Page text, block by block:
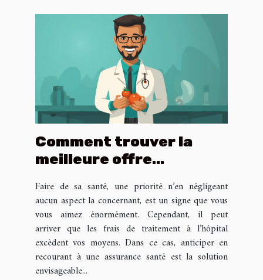
Comment trouver la
meilleure offre
Faire de sa santé, une priorité n’en négligeant
aucun aspect la concernant, est un signe que vous
vous aimez énormément. Cependant, il peut
arriver que les frais de traitement à l’hôpital
excèdent vos moyens. Dans ce cas, anticiper en
recourant à une assurance santé est la solution
envisageable...